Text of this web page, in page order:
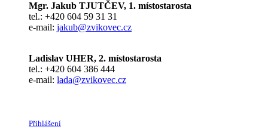
Mgr. Jakub TJUTČEV, 1. místostarosta
tel.: +420 604 59 31 31
e-mail: jakub@zvikovec.cz
Ladislav UHER, 2. místostarosta
tel.: +420 604 386 444
e-mail: lada@zvikovec.cz
Přihlášení